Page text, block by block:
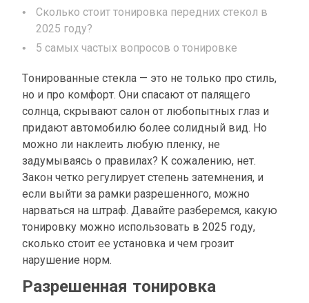
Сколько стоит тонировка передних стекол в
2025 году?
5 самых частых вопросов о тонировке
Тонированные стекла — это не только про стиль,
но и про комфорт. Они спасают от палящего
солнца, скрывают салон от любопытных глаз и
придают автомобилю более солидный вид. Но
можно ли наклеить любую пленку, не
задумываясь о правилах? К сожалению, нет.
Закон четко регулирует степень затемнения, и
если выйти за рамки разрешенного, можно
нарваться на штраф. Давайте разберемся, какую
тонировку можно использовать в 2025 году,
сколько стоит ее установка и чем грозит
нарушение норм.
Разрешенная тонировка